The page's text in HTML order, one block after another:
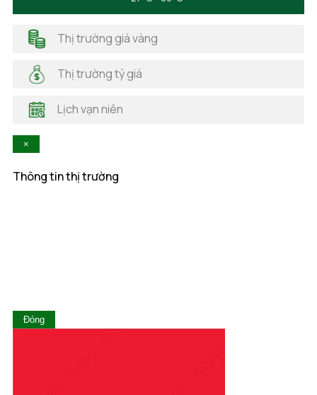
Hà Giang
Hải Dương
Hải Phòng
Hà Tĩnh
Hòa Bình
Lai Châu
Thị trường giá vàng
Thị trường tỷ giá
Lịch vạn niên
×
Thông tin thị trường
Đóng